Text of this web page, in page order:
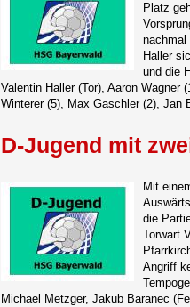
Platz
nachmal
Haller
und die
Valentin Haller (Tor), Aaron Wagner
Winterer (5), Max Gaschler (2), Jan
D-Jugend mit
Mit
die
Torwart
Angriff
Michael Metzger, Jakub Baranec